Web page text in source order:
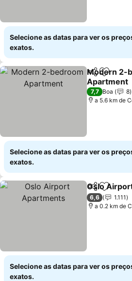
Selecione as datas para ver os
exatos.
Partilhar
Modern 2-
Apartment
7,7 Boa
8
a 5.6 km de
Selecione as datas para ver os
exatos.
Partilhar
Oslo
6,6
1.111
a 0.2 km de
Selecione as datas para ver os
exatos.